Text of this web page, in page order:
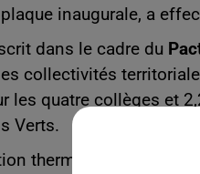
inaugurale, a
dans le cadre du
collectivités
les quatre collèges et
Verts.
thermique par